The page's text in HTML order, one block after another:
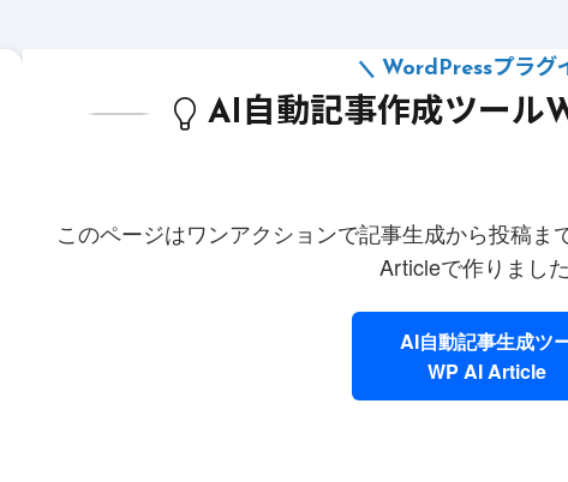
AI自動記事作成ツール
WordPressプラグ
このページはワンアクションで記事生成から投稿ま
Articleで作りまし
AI自動記事生成ツ
WP AI Article